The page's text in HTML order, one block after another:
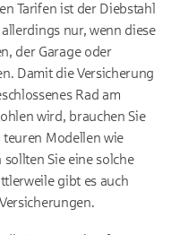
Tarifen ist der Diebstahl
nur, wenn diese
der Garage oder
Damit die Versicherung
Rad am
wird, brauchen Sie
teuren Modellen wie
Sie eine solche
gibt es auch